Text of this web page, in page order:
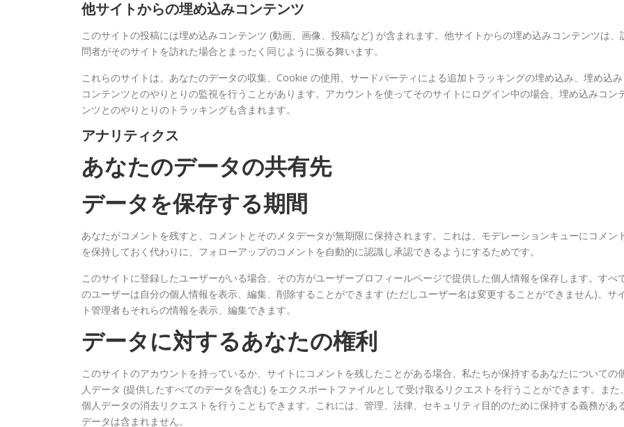
他サイトからの埋め込みコンテンツ
このサイトの投稿には埋め込みコンテンツ (動画、画像、投稿など) が含まれます。他サイトからの埋め込みコンテンツは、
問者がそのサイトを訪れた場合とまったく同じように振る舞います。
これらのサイトは、あなたのデータの収集、Cookie の使用、サードパーティによる追加トラッキングの埋め込み、埋め込み
コンテンツとのやりとりの監視を行うことがあります。アカウントを使ってそのサイトにログイン中の場合、埋め込みコン
ンツとのやりとりのトラッキングも含まれます。
アナリティクス
あなたのデータの共有先
データを保存する期間
あなたがコメントを残すと、コメントとそのメタデータが無期限に保持されます。これは、モデレーションキューにコメン
を保持しておく代わりに、フォローアップのコメントを自動的に認識し承認できるようにするためです。
このサイトに登録したユーザーがいる場合、その方がユーザープロフィールページで提供した個人情報を保存します。すべ
のユーザーは自分の個人情報を表示、編集、削除することができます (ただしユーザー名は変更することができません)。サ
ト管理者もそれらの情報を表示、編集できます。
データに対するあなたの権利
このサイトのアカウントを持っているか、サイトにコメントを残したことがある場合、私たちが保持するあなたについての
人データ (提供したすべてのデータを含む) をエクスポートファイルとして受け取るリクエストを行うことができます。また、
個人データの消去リクエストを行うこともできます。これには、管理、法律、セキュリティ目的のために保持する義務があ
データは含まれません。